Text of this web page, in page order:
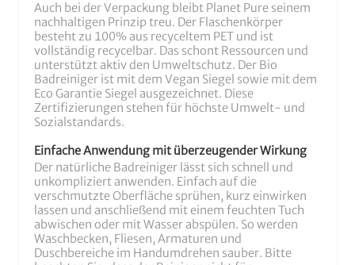
Auch bei der Verpackung bleibt Planet Pure seinem
nachhaltigen Prinzip treu. Der Flaschenkörper
besteht zu 100% aus recyceltem PET und ist
vollständig recycelbar. Das schont Ressourcen und
unterstützt aktiv den Umweltschutz. Der Bio
Badreiniger ist mit dem Vegan Siegel sowie mit dem
Eco Garantie Siegel ausgezeichnet. Diese
Zertifizierungen stehen für höchste Umwelt- und
Sozialstandards.
Einfache Anwendung mit überzeugender Wirkung
Der natürliche Badreiniger lässt sich schnell und
unkompliziert anwenden. Einfach auf die
verschmutzte Oberfläche sprühen, kurz einwirken
lassen und anschließend mit einem feuchten Tuch
abwischen oder mit Wasser abspülen. So werden
Waschbecken, Fliesen, Armaturen und
Duschbereiche im Handumdrehen sauber. Bitte